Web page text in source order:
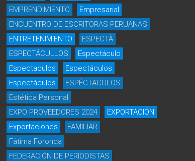
EMPRENDIMIENTO
Empresarial
ENCUENTRO DE ESCRITORAS PERUANAS
ENTRETENIMIENTO
ESPECTÀ
ESPECTÁCULLOS
Espectáculo
Espectaculos
Espectáculos
Espectàculos
ESPÉCTACULOS
Estética Personal
EXPO PROVEEDORES 2024
EXPORTACIÓN
Exportaciones
FAMILIAR
Fátima Foronda
FEDERACIÓN DE PERIODISTAS